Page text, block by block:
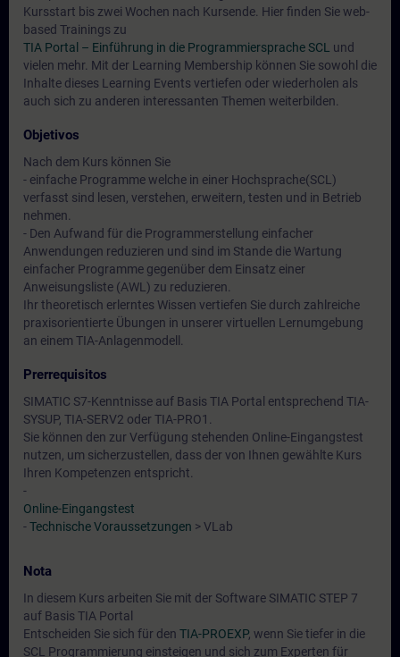
Kursstart bis zwei Wochen nach Kursende. Hier finden Sie web-
based Trainings zu
TIA Portal – Einführung in die Programmiersprache SCL und
vielen mehr. Mit der Learning Membership können Sie sowohl die
Inhalte dieses Learning Events vertiefen oder wiederholen als
auch sich zu anderen interessanten Themen weiterbilden.
Objetivos
Nach dem Kurs können Sie
- einfache Programme welche in einer Hochsprache(SCL)
verfasst sind lesen, verstehen, erweitern, testen und in Betrieb
nehmen.
- Den Aufwand für die Programmerstellung einfacher
Anwendungen reduzieren und sind im Stande die Wartung
einfacher Programme gegenüber dem Einsatz einer
Anweisungsliste (AWL) zu reduzieren.
Ihr theoretisch erlerntes Wissen vertiefen Sie durch zahlreiche
praxisorientierte Übungen in unserer virtuellen Lernumgebung
an einem TIA-Anlagenmodell.
Prerrequisitos
SIMATIC S7-Kenntnisse auf Basis TIA Portal entsprechend TIA-
SYSUP, TIA-SERV2 oder TIA-PRO1.
Sie können den zur Verfügung stehenden Online-Eingangstest
nutzen, um sicherzustellen, dass der von Ihnen gewählte Kurs
Ihren Kompetenzen entspricht.
-
Online-Eingangstest
-Technische Voraussetzungen > VLab
Nota
In diesem Kurs arbeiten Sie mit der Software SIMATIC STEP 7
auf Basis TIA Portal
Entscheiden Sie sich für den TIA-PROEXP, wenn Sie tiefer in die
SCL Programmierung einsteigen und sich zum Experten für